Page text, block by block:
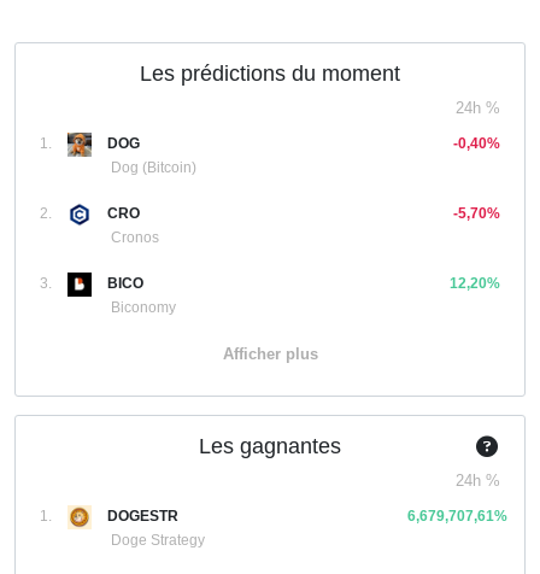
Les prédictions du moment
24h %
1.
DOG
Dog (Bitcoin)
-0,40%
2.
CRO
Cronos
-5,70%
3.
BICO
Biconomy
12,20%
Afficher plus
Les gagnantes
24h %
1.
DOGESTR
Doge Strategy
6,679,707,61%